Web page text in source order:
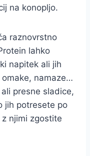
na konopljo.
raznovrstno
lahko
napitek ali jih
namaze…
presne sladice,
jih potresete po
njimi zgostite